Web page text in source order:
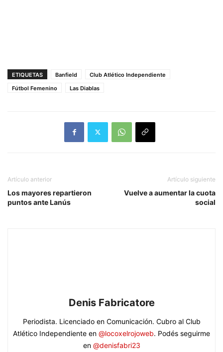
ETIQUETAS Banfield
Club Atlético Independiente
Fútbol Femenino
Las Diablas
Artículo anterior
Los mayores repartieron
puntos ante Lanús
Artículo siguiente
Vuelve a aumentar la cuota
social
Denis Fabricatore
Periodista. Licenciado en Comunicación. Cubro al Club
Atlético Independiente en @locoxelrojoweb. Podés seguirme
en @denisfabri23